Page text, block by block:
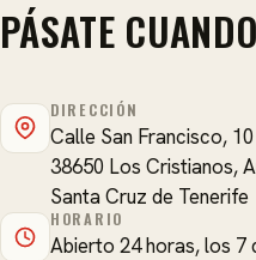
PÁSATE
DIRECCIÓN
Calle San Francisco,
38650 Los Cristianos,
Santa Cruz de Tenerife
HORARIO
Abierto 24 horas, los 7